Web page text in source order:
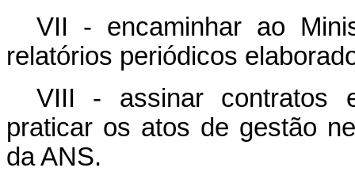
VII - encaminhar ao
relatórios periódicos
VIII - assinar contratos
praticar os atos de gestão
da ANS.